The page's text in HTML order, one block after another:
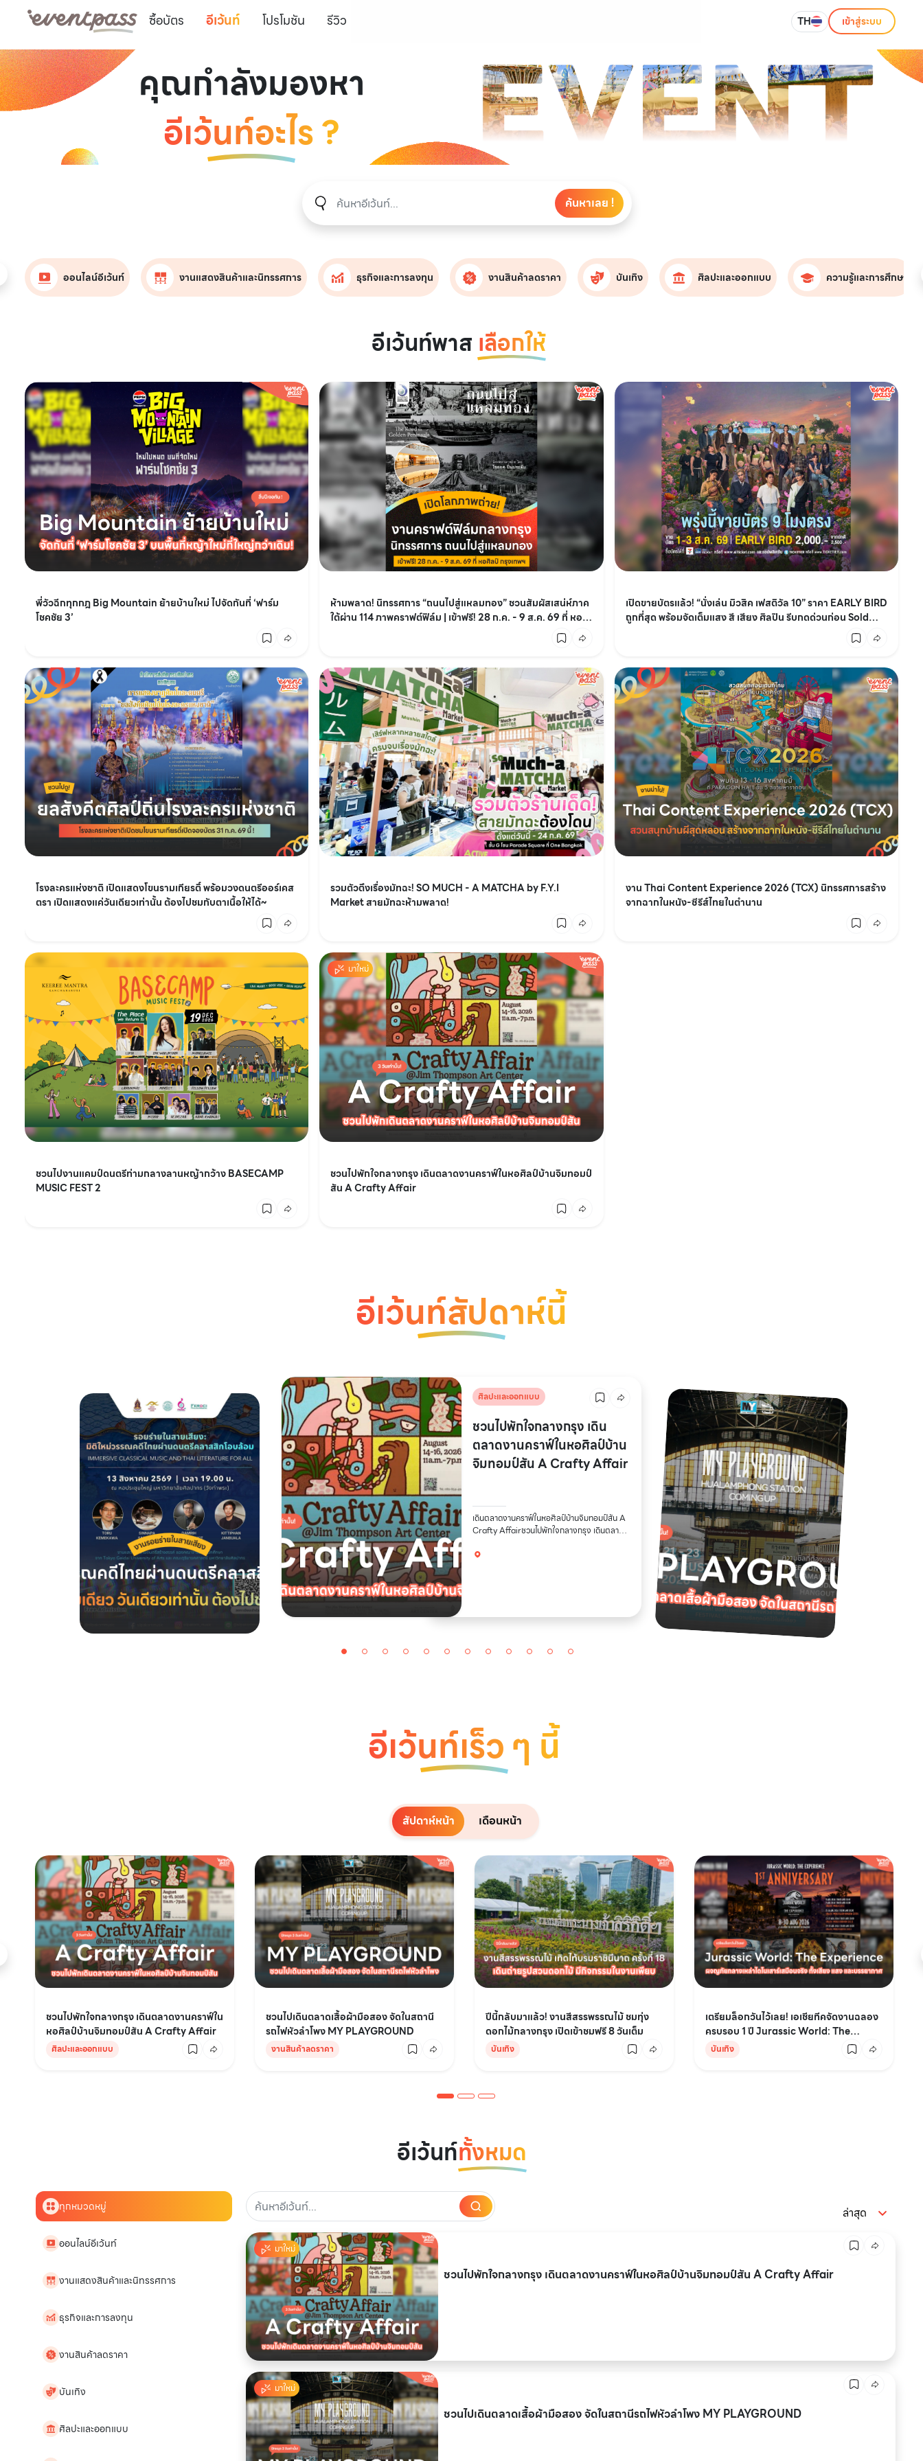
ซื้อบัตร อีเว้นท์ โปรโมชัน รีวิว TH เข้าสู่ระบบ
คุณกำลังมองหา
อีเว้นท์อะไร ?
ค้นหาเลย !
ออนไลน์อีเว้นท์ งานแสดงสินค้าและนิทรรศการ ธุรกิจและการลงทุน งานสินค้าลดราคา บันเทิง ศิลปะและออกแบบ ความรู้และการศึกษา
อีเว้นท์พาส เลือกให้
พี่วัวฉีกทุกกฎ Big Mountain ย้ายบ้านใหม่ ไปจัดกันที่ ‘ฟาร์ม
โชคชัย 3’
ห้ามพลาด! นิทรรศการ “ถนนไปสู่แหลมทอง” ชวนสัมผัสเสน่ห์ภาค
ใต้ผ่าน 114 ภาพคราฟต์ฟิล์ม | เข้าฟรี! 28 ก.ค. - 9 ส.ค. 69 ที่ หอ
เปิดขายบัตรแล้ว! “นั่งเล่น มิวสิค เฟสติวัล 10” ราคา EARLY BIRD
ถูกที่สุด พร้อมจัดเต็มแสง สี เสียง ศิลปิน รีบกดด่วนก่อน Sold
โรงละครแห่งชาติ เปิดแสดงโขนรามเกียรติ์ พร้อมวงดนตรีออร์เคส
ตรา เปิดแสดงแค่วันเดียวเท่านั้น ต้องไปชมกับตาเนื้อให้ได้~
รวมตัวตึงเรื่องมัทฉะ! SO MUCH - A MATCHA by F.Y.I
Market สายมัทฉะห้ามพลาด!
งาน Thai Content Experience 2026 (TCX) นิทรรศการสร้าง
จากฉากในหนัง-ซีรีส์ไทยในตำนาน
ชวนไปงานแคมป์ดนตรีท่ามกลางลานหญ้ากว้าง BASECAMP
MUSIC FEST 2
มาใหม่
ชวนไปพักใจกลางกรุง เดินตลาดงานคราฟ์ในหอศิลป์บ้านจิมทอมป์
สัน A Crafty Affair
อีเว้นท์สัปดาห์นี้
ศิลปะและออกแบบ
ชวนไปพักใจกลางกรุง เดิน
ตลาดงานคราฟ์ในหอศิลป์บ้าน
จิมทอมป์สัน A Crafty Affair
เดินตลาดงานคราฟ์ในหอศิลป์บ้านจิมทอมป์สัน A
Crafty Affairชวนไปพักใจกลางกรุง เดินตลาด
งานอาร์ต ของแฮนด์เมด ร้านอาหาร ฟังดนตรี มี
2569 เวลา 11.00&ndash;19.00 น. ที่ The Jim
ละเอียดภายในงาน ช็อปงานคราฟต์และศิลปะ รวม
คอมมูนิตี้ บรรยากาศสบาย ๆ เหมาะกับการมาฟัง
เพลง พบปะผู้คน และพักผ่อนแบบไม่เร่งรีบ พื้นที่
จัดงาน เชื่อมโยงตั้งแต่ The Jim Thompson
Art Center ไปจนถึงพิพิธภัณฑ์บ้านจิม ทอมป์สัน
และชุมชนย่านเกษมสันต์.🎨 งาน A Crafty
- 19.00 น.📍 จัดที่ หอศิลป์บ้านจิมทอมป์สัน
พิพิธภัณฑ์บ้านจิมทอมป์สัน และคอมมิวนิตี้ย่าน
เกษมสันต์
อีเว้นท์เร็ว ๆ นี้
สัปดาห์หน้า เดือนหน้า
ชวนไปพักใจกลางกรุง เดินตลาดงานคราฟ์ใน
หอศิลป์บ้านจิมทอมป์สัน A Crafty Affair
ศิลปะและออกแบบ
ชวนไปเดินตลาดเสื้อผ้ามือสอง จัดในสถานี
รถไฟหัวลำโพง MY PLAYGROUND
งานสินค้าลดราคา
ปีนี้กลับมาแล้ว! งานสีสรรพรรณไม้ ชมทุ่ง
ดอกไม้กลางกรุง เปิดเข้าชมฟรี 8 วันเต็ม
บันเทิง
เตรียมล็อกวันไว้เลย! เอเชียทีคจัดงานฉลอง
ครบรอบ 1 ปี Jurassic World: The
Experience
บันเทิง
อีเว้นท์ทั้งหมด
ทุกหมวดหมู่
ออนไลน์อีเว้นท์
งานแสดงสินค้าและนิทรรศการ
ธุรกิจและการลงทุน
งานสินค้าลดราคา
บันเทิง
ศิลปะและออกแบบ
ล่าสุด
มาใหม่
ชวนไปพักใจกลางกรุง เดินตลาดงานคราฟ์ในหอศิลป์บ้านจิมทอมป์สัน A Crafty Affair
มาใหม่
ชวนไปเดินตลาดเสื้อผ้ามือสอง จัดในสถานีรถไฟหัวลำโพง MY PLAYGROUND